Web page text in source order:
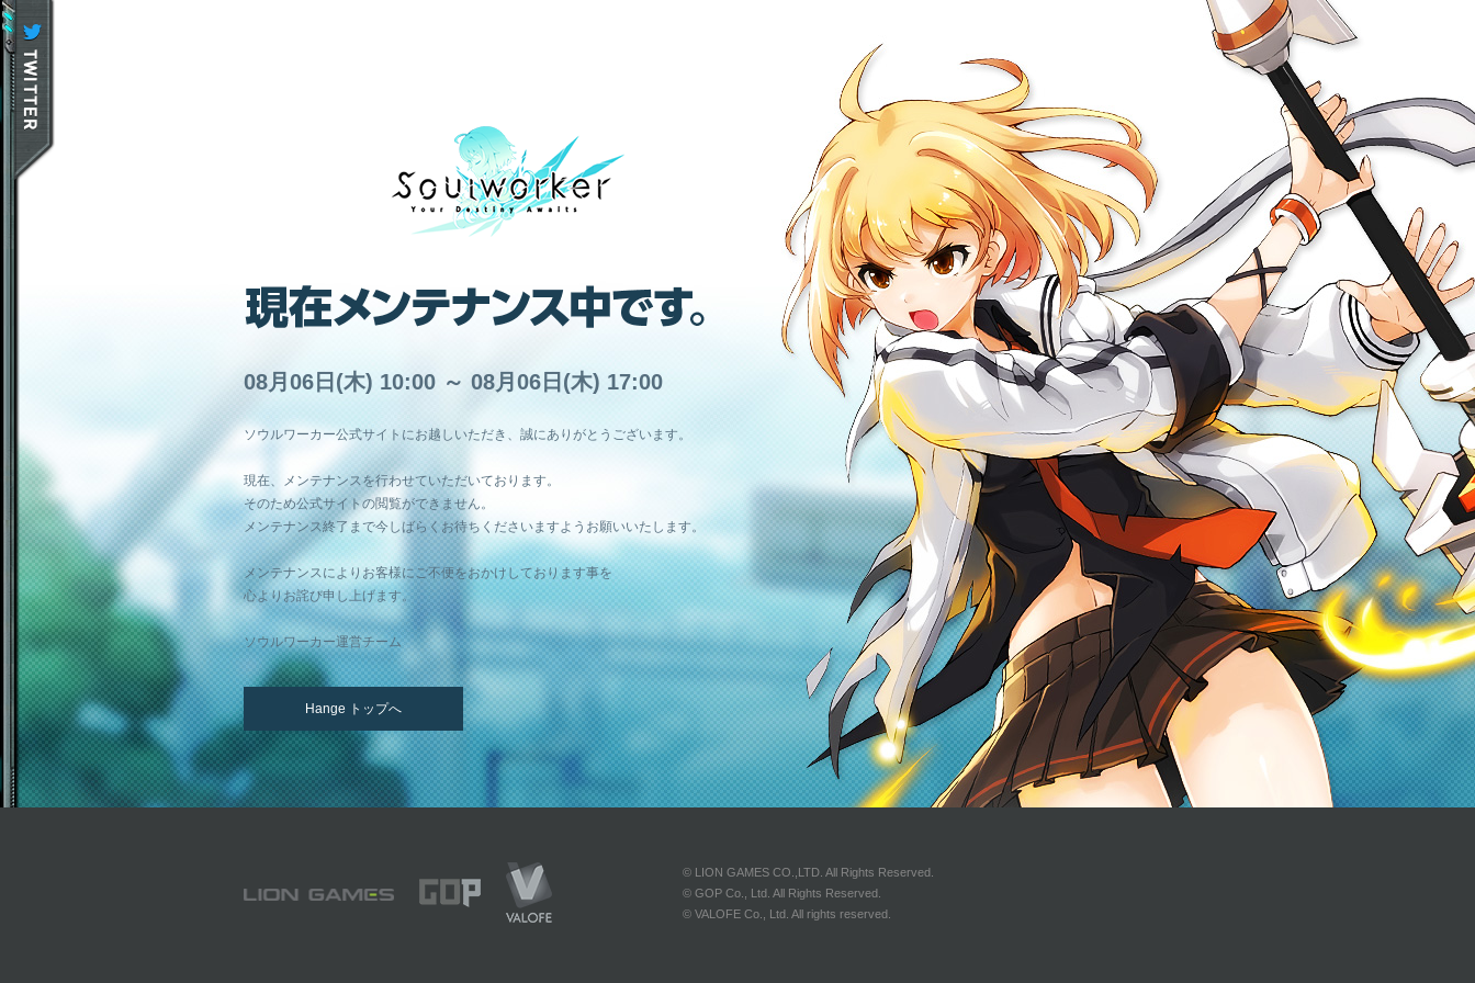
08月06日(木) 10:00 ～ 08月06日(木) 17:00
ソウルワーカー公式サイトにお越しいただき、誠にありがとうございます。
現在、メンテナンスを行わせていただいております。
そのため公式サイトの閲覧ができません。
メンテナンス終了まで今しばらくお待ちくださいますようお願いいたします。
メンテナンスによりお客様にご不便をおかけしております事を
心よりお詫び申し上げます。
ソウルワーカー運営チーム
Hange トップへ
© LION GAMES CO.,LTD. All Rights Reserved.
© GOP Co., Ltd. All Rights Reserved.
© VALOFE Co., Ltd. All rights reserved.